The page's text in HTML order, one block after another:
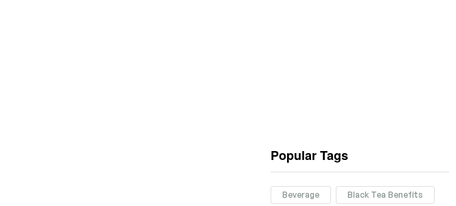
Popular Tags
Beverage Black Tea Benefits